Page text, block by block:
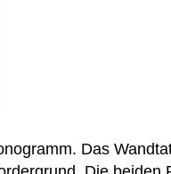
Das